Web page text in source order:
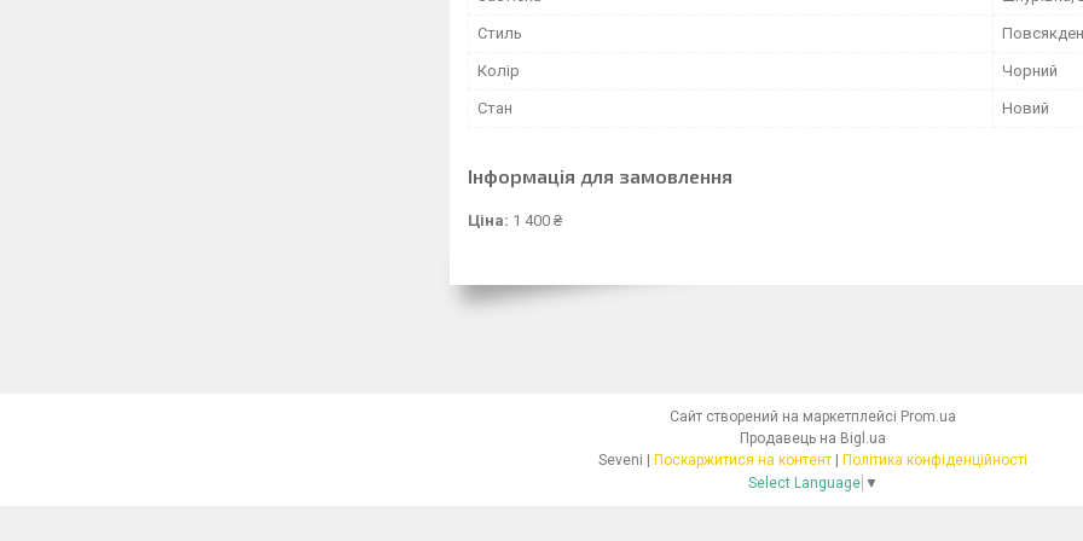
Стиль
Колір Чорний
Стан Новий
Інформація для замовлення
Ціна: 1 400 ₴
Сайт створений на маркетплейсі Prom.ua
Продавець на Bigl.ua
Поскаржитися на контент
Політика конфіденційності
Select Language ▼